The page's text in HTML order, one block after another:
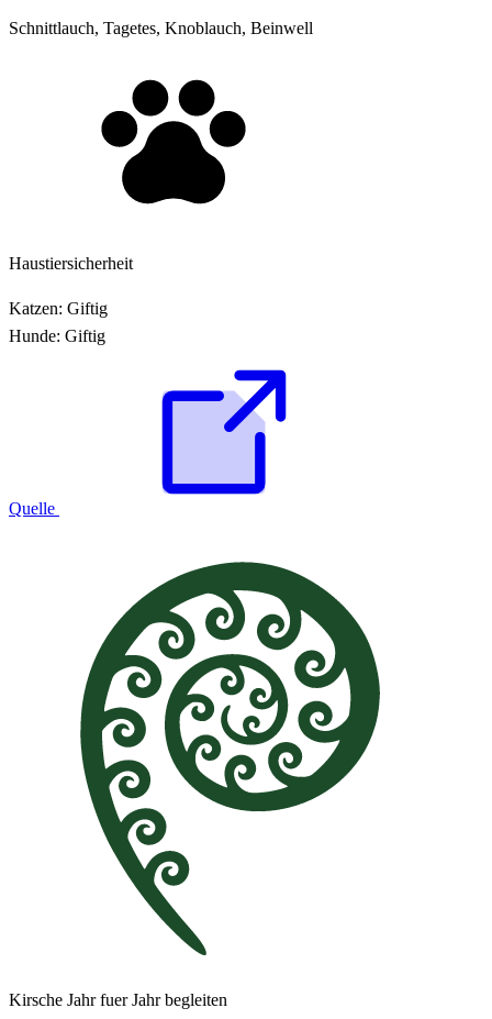
Schnittlauch, Tagetes, Knoblauch, Beinwell
Haustiersicherheit
Katzen: Giftig
Hunde: Giftig
Quelle
Kirsche Jahr fuer Jahr begleiten